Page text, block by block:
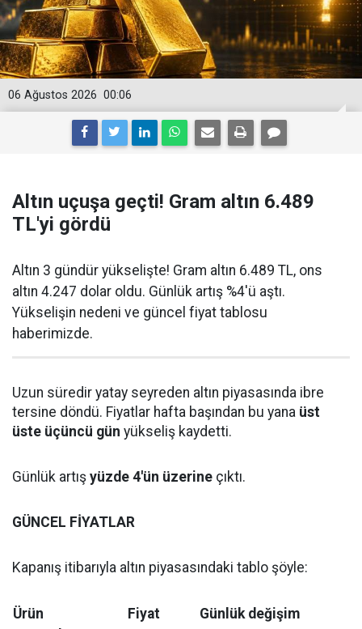
00:06
06 Ağustos 2026
Altın uçuşa geçti! Gram altın 6.489
TL'yi gördü
Altın 3 gündür yükselişte! Gram altın 6.489 TL, ons
altın 4.247 dolar oldu. Günlük artış %4'ü aştı.
Yükselişin nedeni ve güncel fiyat tablosu
haberimizde.
Uzun süredir yatay seyreden altın piyasasında ibre
tersine döndü. Fiyatlar hafta başından bu yana üst
üste üçüncü gün yükseliş kaydetti.
Günlük artış yüzde 4'ün üzerine çıktı.
GÜNCEL FİYATLAR
Kapanış itibarıyla altın piyasasındaki tablo şöyle:
Ürün Fiyat
Günlük değişim